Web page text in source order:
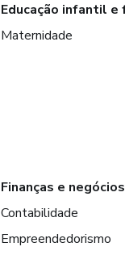
Educação infantil e
Maternidade
Finanças e negócios
Contabilidade
Empreendedorismo